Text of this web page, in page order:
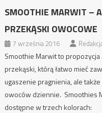
SMOOTHIE MARWIT –
PRZEKĄSKI OWOCOWE
7 września 2016
Smoothie Marwit to
przekąski, którą łatwo mieć
ugaszenie pragnienia, ale
owoców dziennie. Smoothies
dostępne w trzech kolorach: